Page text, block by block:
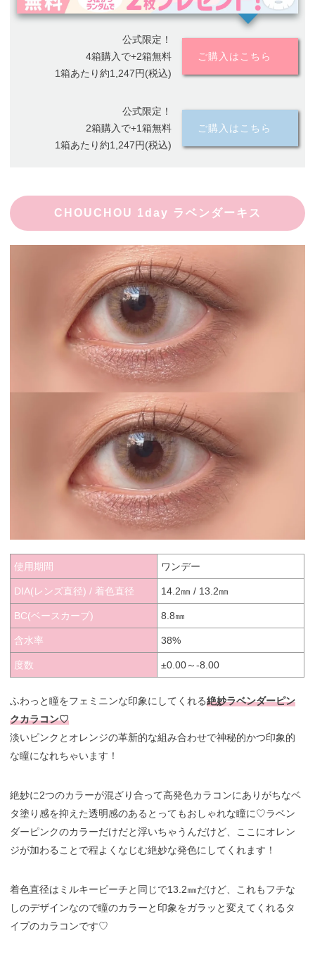
公式限定！
4箱購入で+2箱無料
1箱あたり約1,247円(税込)
ご購入はこちら
公式限定！
2箱購入で+1箱無料
1箱あたり約1,247円(税込)
ご購入はこちら
CHOUCHOU 1day ラベンダーキス
使用期間 ワンデー
DIA(レンズ直径) / 着色直径 14.2㎜ / 13.2㎜
BC(ベースカーブ) 8.8㎜
含水率 38%
度数 ±0.00～-8.00
ふわっと瞳をフェミニンな印象にしてくれる絶妙ラベンダーピン
クカラコン♡
淡いピンクとオレンジの革新的な組み合わせで神秘的かつ印象的
な瞳になれちゃいます！
絶妙に2つのカラーが混ざり合って高発色カラコンにありがちなベ
タ塗り感を抑えた透明感のあるとってもおしゃれな瞳に♡ラベン
ダーピンクのカラーだけだと浮いちゃうんだけど、ここにオレン
ジが加わることで程よくなじむ絶妙な発色にしてくれます！
着色直径はミルキーピーチと同じで13.2㎜だけど、これもフチな
しのデザインなので瞳のカラーと印象をガラッと変えてくれるタ
イプのカラコンです♡